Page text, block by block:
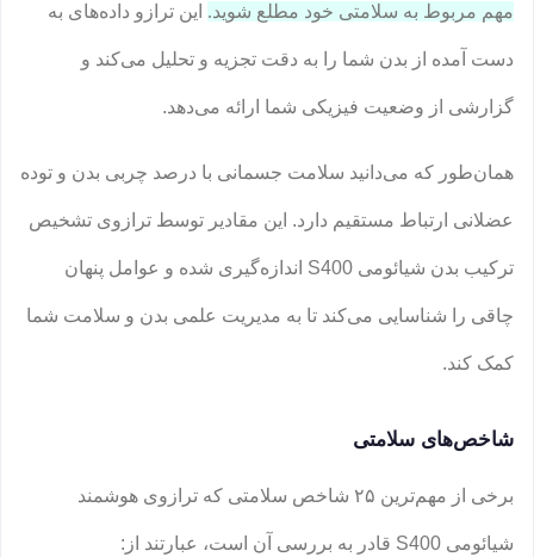
مهم مربوط به سلامتی خود مطلع شوید. این ترازو داده‌های به
دست آمده از بدن شما را به دقت تجزیه و تحلیل می‌کند و
گزارشی از وضعیت فیزیکی شما ارائه می‌دهد.
همان‌طور که می‌دانید سلامت جسمانی با درصد چربی بدن و توده
عضلانی ارتباط مستقیم دارد. این مقادیر توسط ترازوی تشخیص
ترکیب بدن شیائومی S400 اندازه‌گیری شده و عوامل پنهان
چاقی را شناسایی می‌کند تا به مدیریت علمی بدن و سلامت شما
کمک کند.
شاخص‌های سلامتی
برخی از مهم‌ترین ۲۵ شاخص سلامتی که ترازوی هوشمند
شیائومی S400 قادر به بررسی آن است، عبارتند از: